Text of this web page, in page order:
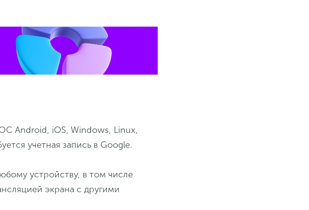
Android, iOS, Windows, Linux,
учетная запись в Google.
устройству, в том числе
экрана с другими